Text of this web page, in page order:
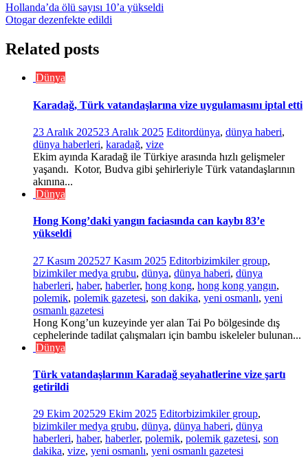
Hollanda’da ölü sayısı 10’a yükseldi
Otogar dezenfekte edildi
Related posts
Dünya
Karadağ, Türk vatandaşlarına vize uygulamasını iptal etti
23 Aralık 202523 Aralık 2025 Editordünya, dünya haberi,
dünya haberleri, karadağ, vize
Ekim ayında Karadağ ile Türkiye arasında hızlı gelişmeler
yaşandı. Kotor, Budva gibi şehirleriyle Türk vatandaşlarının
akınına...
Dünya
Hong Kong’daki yangın faciasında can kaybı 83’e
yükseldi
27 Kasım 202527 Kasım 2025 Editorbizimkiler group,
bizimkiler medya grubu, dünya, dünya haberi, dünya
haberleri, haber, haberler, hong kong, hong kong yangın,
polemik, polemik gazetesi, son dakika, yeni osmanlı, yeni
osmanlı gazetesi
Hong Kong’un kuzeyinde yer alan Tai Po bölgesinde dış
cephelerinde tadilat çalışmaları için bambu iskeleler bulunan...
Dünya
Türk vatandaşlarının Karadağ seyahatlerine vize şartı
getirildi
29 Ekim 202529 Ekim 2025 Editorbizimkiler group,
bizimkiler medya grubu, dünya, dünya haberi, dünya
haberleri, haber, haberler, polemik, polemik gazetesi, son
dakika, vize, yeni osmanlı, yeni osmanlı gazetesi